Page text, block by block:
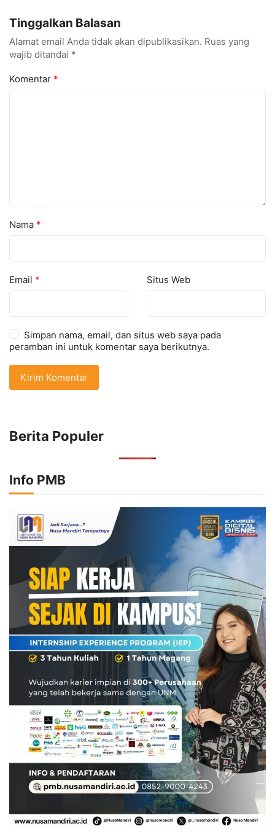
Tinggalkan Balasan
Alamat email Anda tidak akan dipublikasikan. Ruas yang
wajib ditandai *
Komentar *
Nama *
Email * Situs Web
Simpan nama, email, dan situs web saya pada
peramban ini untuk komentar saya berikutnya.
Berita Populer
Info PMB